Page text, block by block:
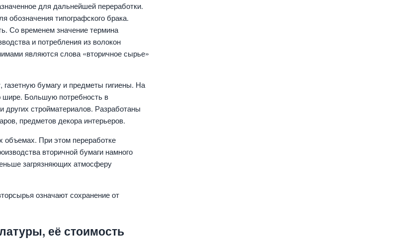
для дальнейшей переработки.
обозначения типографского брака.
Со временем значение термина
и потребления из волокон
являются слова «вторичное сырье»
газетную бумагу и предметы гигиены. На
шире. Большую потребность в
стройматериалов. Разработаны
предметов декора интерьеров.
объемах. При этом переработке
вторичной бумаги намного
загрязняющих атмосферу
означают сохранение от
её стоимость